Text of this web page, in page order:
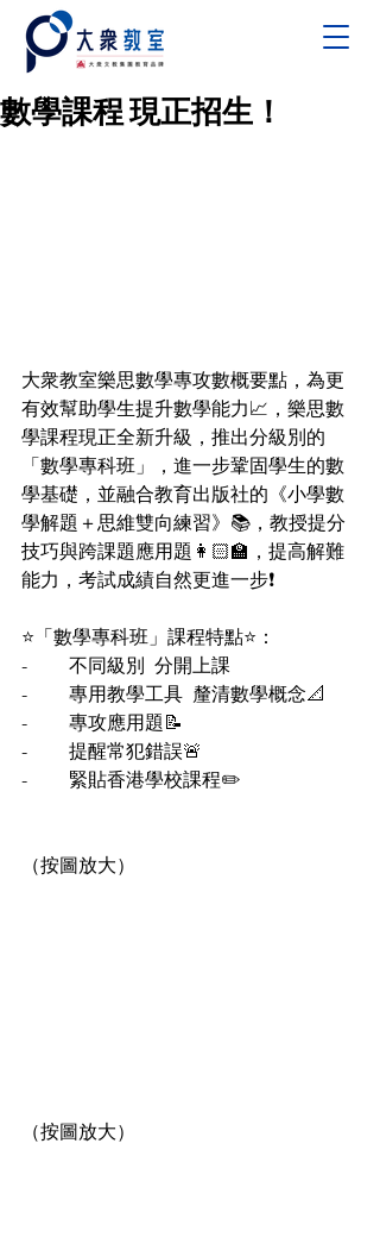
數學課程 現正招生！
大衆教室樂思數學專攻數概要點，為更
有效幫助學生提升數學能力📈，樂思數
學課程現正全新升級，推出分級別的
「數學專科班」，進一步鞏固學生的數
學基礎，並融合教育出版社的《小學數
學解題＋思維雙向練習》📚，教授提分
技巧與跨課題應用題👩🏻‍🏫，提高解難
能力，考試成績自然更進一步❗
⭐「數學專科班」課程特點⭐：
-	不同級別  分開上課
-	專用教學工具  釐清數學概念📐
-	專攻應用題📝
-	提醒常犯錯誤🚨
-	緊貼香港學校課程✏️
（按圖放大）
（按圖放大）